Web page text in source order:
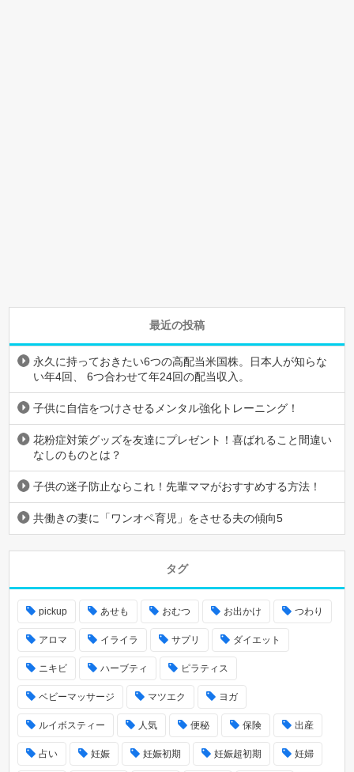
最近の投稿
永久に持っておきたい6つの高配当米国株。日本人が知らな
い年4回、 6つ合わせて年24回の配当収入。
子供に自信をつけさせるメンタル強化トレーニング！
花粉症対策グッズを友達にプレゼント！喜ばれること間違い
なしのものとは？
子供の迷子防止ならこれ！先輩ママがおすすめする方法！
共働きの妻に「ワンオペ育児」をさせる夫の傾向5
タグ
pickup あせも おむつ お出かけ つわり
アロマ イライラ サプリ ダイエット
ニキビ ハーブティ ピラティス
ベビーマッサージ マツエク ヨガ
ルイボスティー 人気 便秘 保険 出産
占い 妊娠 妊娠初期 妊娠超初期 妊婦